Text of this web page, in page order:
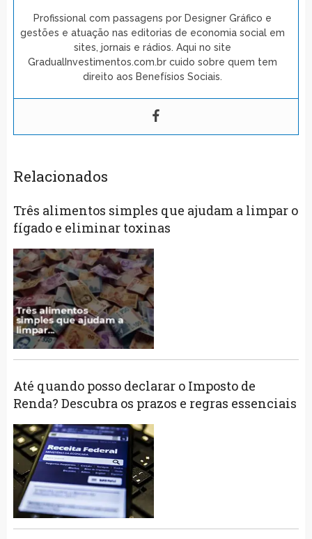
Profissional com passagens por Designer Gráfico e
gestões e atuação nas editorias de economia social em
sites, jornais e rádios. Aqui no site
GradualInvestimentos.com.br cuido sobre quem tem
direito aos Benefísios Sociais.
Relacionados
Três alimentos simples que ajudam a limpar o
fígado e eliminar toxinas
Até quando posso declarar o Imposto de
Renda? Descubra os prazos e regras essenciais